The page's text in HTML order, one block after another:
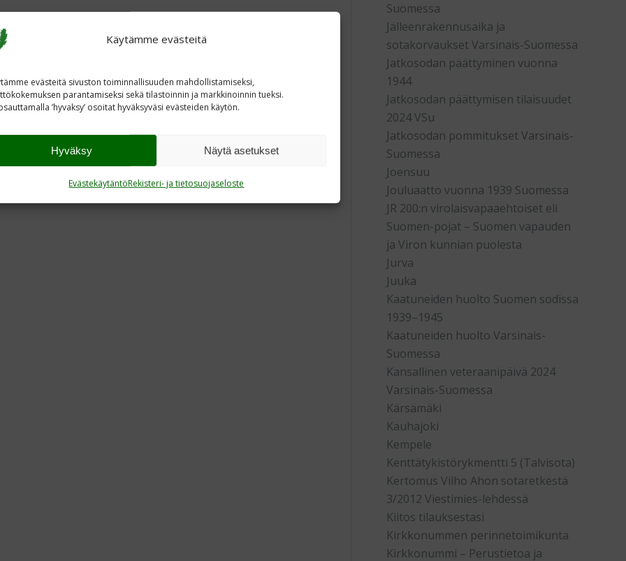
Käytämme evästeitä
evästeitä sivuston toiminnallisuuden mahdollistamiseksi,
parantamiseksi sekä tilastoinnin ja markkinoinnin tueksi.
’hyvaksy’ osoitat hyväksyväsi evästeiden käytön.
Hyväksy Näytä asetukset
EvästekäytäntöRekisteri- ja tietosuojaseloste
Suomessa
Jälleenrakennusaika ja
sotakorvaukset Varsinais-Suomessa
Jatkosodan päättyminen vuonna
1944
Jatkosodan päättymisen tilaisuudet
2024 VSu
Jatkosodan pommitukset Varsinais-
Suomessa
Joensuu
Jouluaatto vuonna 1939 Suomessa
JR 200:n virolaisvapaaehtoiset eli
Suomen-pojat – Suomen vapauden
ja Viron kunnian puolesta
Jurva
Juuka
Kaatuneiden huolto Suomen sodissa
1939–1945
Kaatuneiden huolto Varsinais-
Suomessa
Kansallinen veteraanipäivä 2024
Varsinais-Suomessa
Kärsämäki
Kauhajoki
Kempele
Kenttätykistörykmentti 5 (Talvisota)
Kertomus Vilho Ahon sotaretkestä
3/2012 Viestimies-lehdessä
Kiitos tilauksestasi
Kirkkonummen perinnetoimikunta
Kirkkonummi – Perustietoa ja